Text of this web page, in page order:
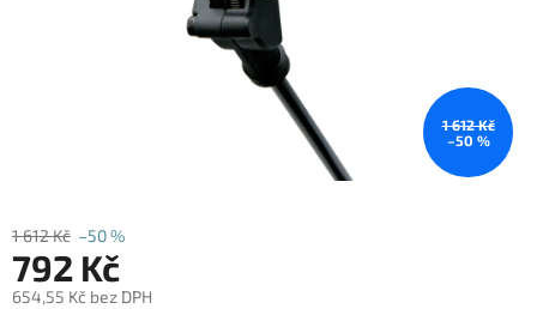
1 612 Kč
–50 %
1 612 Kč –50 %
792 Kč
654,55 Kč bez DPH